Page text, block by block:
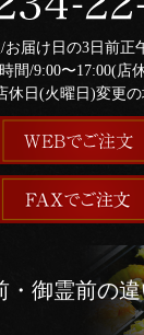
お届け日の3日前正
間/9:00〜17:00(店
休日(火曜日)変更の
・御霊前の